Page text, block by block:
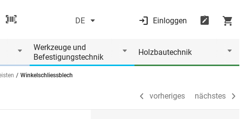
DE Einloggen
Werkzeuge und
Befestigungstechnik
Holzbautechnik
Winkelschliessblech
vorheriges nächstes
vorheriges nächstes